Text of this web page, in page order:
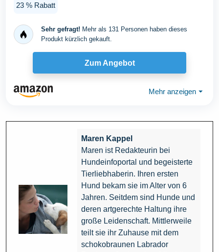
23 % Rabatt
Sehr gefragt! Mehr als 131 Personen haben dieses
Produkt kürzlich gekauft.
Zum Angebot
Mehr anzeigen ⏷
Maren Kappel
Maren ist Redakteurin bei
Hundeinfoportal und begeisterte
Tierliebhaberin. Ihren ersten
Hund bekam sie im Alter von 6
Jahren. Seitdem sind Hunde und
deren artgerechte Haltung ihre
große Leidenschaft. Mittlerweile
teilt sie ihr Zuhause mit dem
schokobraunen Labrador